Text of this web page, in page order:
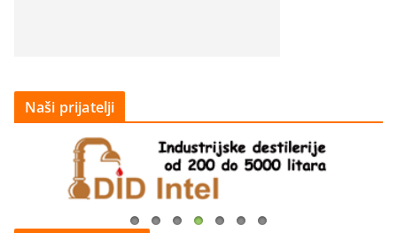
Naši prijatelji